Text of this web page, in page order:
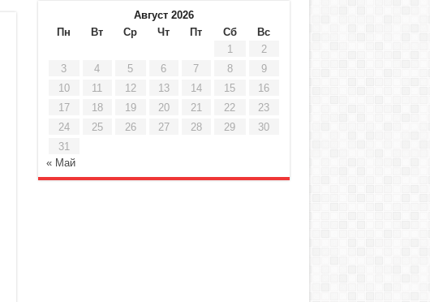
Август 2026
Пн
Вт Ср Чт Пт Сб
Вс
1
2
3
4 5 6 7 8
9
10
11 12 13 14 15
16
17
18 19 20 21 22
23
24
25 26 27 28 29
30
31
« Май